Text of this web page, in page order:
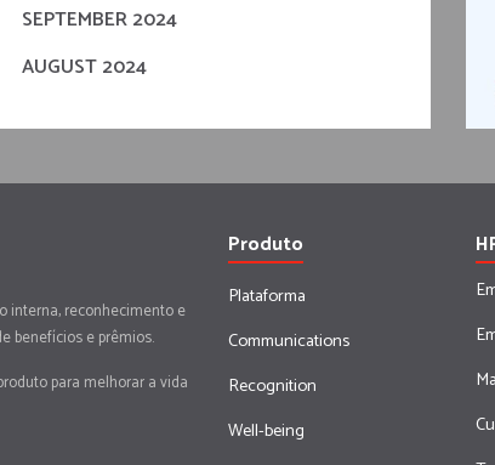
SEPTEMBER 2024
AUGUST 2024
interna, reconhecimento e
benefícios e prêmios.
para melhorar a vida
Produto
Plataforma
Communications
Recognition
Well-being